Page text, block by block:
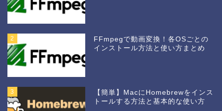
2
FFmpegで動画変換！各OSごとの
インストール方法と使い方まとめ
3
【簡単】MacにHomebrewをインス
トールする方法と基本的な使い方